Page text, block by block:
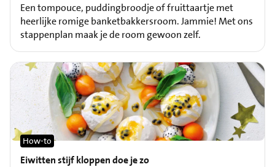
Een tompouce, puddingbroodje of fruittaartje met
heerlijke romige banketbakkersroom. Jammie! Met ons
stappenplan maak je de room gewoon zelf.
Eiwitten stijf kloppen doe je zo
How-to